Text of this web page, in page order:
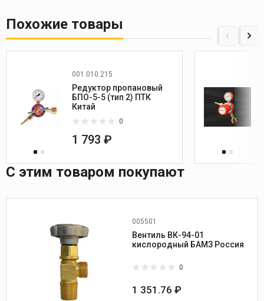
Похожие товары
001.010.215
Редуктор пропановый
БПО-5-5 (тип 2) ПТК
Китай
0
1 793 ₽
С этим товаром покупают
005501
Вентиль ВК-94-01
кислородный БАМЗ Россия
0
1 351.76 ₽